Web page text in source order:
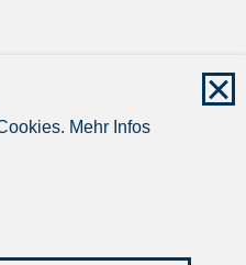
Mehr Infos